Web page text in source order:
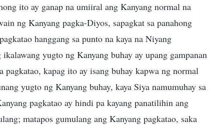
ito ay ganap na umiiral ang Kanyang normal na
ng Kanyang pagka-Diyos, sapagkat sa panahong
hanggang sa punto na kaya na Niyang
yugto ng Kanyang buhay ay upang gampanan
pagkatao, kapag ito ay isang buhay kapwa ng normal
yugto ng Kanyang buhay, kaya Siya namumuhay sa
pagkatao ay hindi pa kayang panatilihin ang
matapos gumulang ang Kanyang pagkatao, saka